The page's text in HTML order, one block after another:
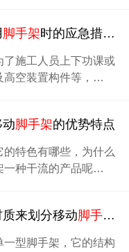
脚手架时的应急措施?
了施工人员上下功课或
高空装置构件等，…
脚手架的优势特点
特色有哪些，为什么
一种干流的产品呢…
来划分移动脚手架
型脚手架，它的结构